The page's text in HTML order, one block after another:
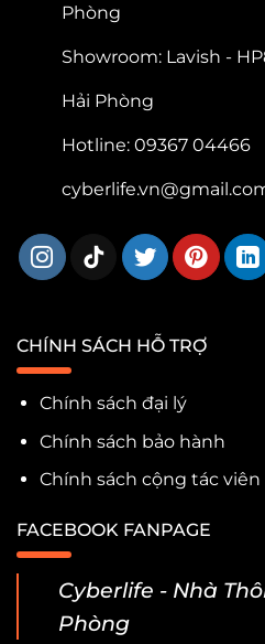
Phòng
Showroom: Lavish -
Hải Phòng
Hotline: 09367 04466
CHÍNH SÁCH HỖ TRỢ
Chính sách đại lý
Chính sách bảo hành
Chính sách cộng tác viên
FACEBOOK FANPAGE
Cyberlife - Nhà
Phòng